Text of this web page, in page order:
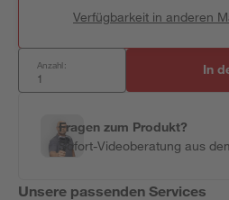
Verfügbarkeit in anderen
Anzahl: In
Fragen zum Produkt?
Sofort-Videoberatung aus
Unsere passenden Services